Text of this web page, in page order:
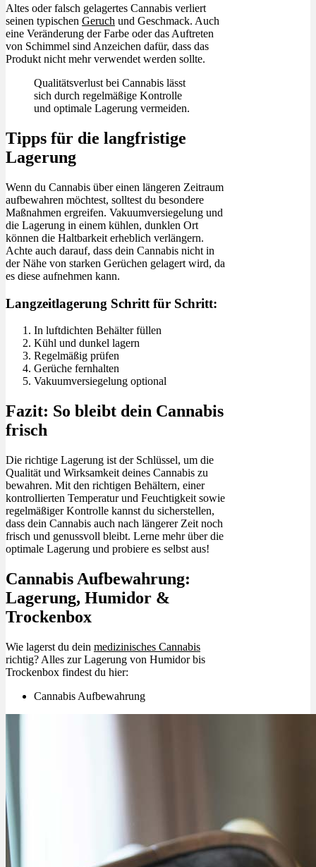
Altes oder falsch gelagertes Cannabis verliert
seinen typischen Geruch und Geschmack. Auch
eine Veränderung der Farbe oder das Auftreten
von Schimmel sind Anzeichen dafür, dass das
Produkt nicht mehr verwendet werden sollte.
Qualitätsverlust bei Cannabis lässt
sich durch regelmäßige Kontrolle
und optimale Lagerung vermeiden.
Tipps für die langfristige
Lagerung
Wenn du Cannabis über einen längeren Zeitraum
aufbewahren möchtest, solltest du besondere
Maßnahmen ergreifen. Vakuumversiegelung und
die Lagerung in einem kühlen, dunklen Ort
können die Haltbarkeit erheblich verlängern.
Achte auch darauf, dass dein Cannabis nicht in
der Nähe von starken Gerüchen gelagert wird, da
es diese aufnehmen kann.
Langzeitlagerung Schritt für Schritt:
In luftdichten Behälter füllen
Kühl und dunkel lagern
Regelmäßig prüfen
Gerüche fernhalten
Vakuumversiegelung optional
Fazit: So bleibt dein Cannabis
frisch
Die richtige Lagerung ist der Schlüssel, um die
Qualität und Wirksamkeit deines Cannabis zu
bewahren. Mit den richtigen Behältern, einer
kontrollierten Temperatur und Feuchtigkeit sowie
regelmäßiger Kontrolle kannst du sicherstellen,
dass dein Cannabis auch nach längerer Zeit noch
frisch und genussvoll bleibt. Lerne mehr über die
optimale Lagerung und probiere es selbst aus!
Cannabis Aufbewahrung:
Lagerung, Humidor &
Trockenbox
Wie lagerst du dein medizinisches Cannabis
richtig? Alles zur Lagerung von Humidor bis
Trockenbox findest du hier:
Cannabis Aufbewahrung